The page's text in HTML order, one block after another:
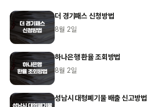
더 경기패스 신청방법
8월 2일
하나은행 환율 조회방법
8월 2일
성남시 대형폐기물 배출 신고방법